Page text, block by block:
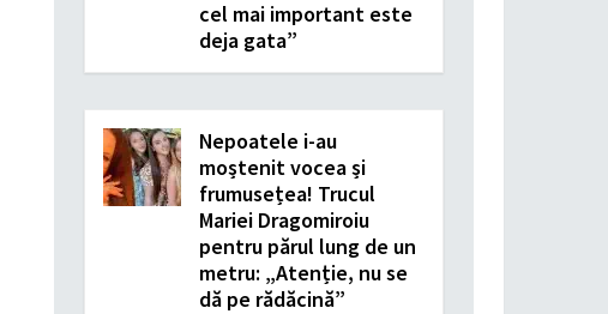
cel mai important este
deja gata”
Nepoatele i-au
moștenit vocea și
frumusețea! Trucul
Mariei Dragomiroiu
pentru părul lung de un
metru: „Atenție, nu se
dă pe rădăcină”